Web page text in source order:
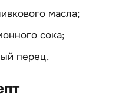
масла;
сока;
перец.